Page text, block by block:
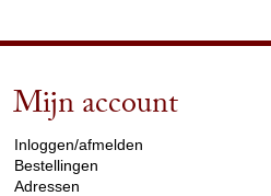
Mijn account
Inloggen/afmelden
Bestellingen
Adressen